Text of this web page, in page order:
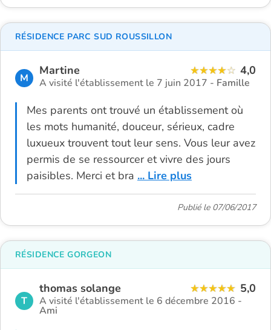
M
Martine 4,0
A visité l'établissement le 7 juin 2017 - Famille
Mes parents ont trouvé un établissement où
les mots humanité, douceur, sérieux, cadre
luxueux trouvent tout leur sens. Vous leur avez
permis de se ressourcer et vivre des jours
paisibles. Merci et bra ... Lire plus
RÉSIDENCE PARC SUD ROUSSILLON
Publié le 07/06/2017
T
thomas solange 5,0
A visité l'établissement le 6 décembre 2016 -
Ami
RÉSIDENCE GORGEON